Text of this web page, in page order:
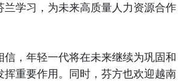
兰学习，为未来高质量人力资源合作
信，年轻一代将在未来继续为巩固和
挥重要作用。同时，芬方也欢迎越南